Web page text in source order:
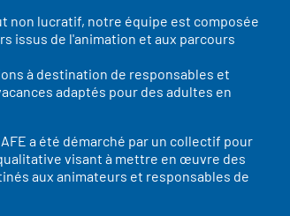
non lucratif, notre équipe est composée
issus de l'animation et aux parcours
à destination de responsables et
adaptés pour des adultes en
a été démarché par un collectif pour
visant à mettre en œuvre des
aux animateurs et responsables de